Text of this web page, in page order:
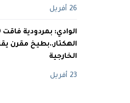
26 أفريل
الهكتار..بطيخ مقرن
الخارجية
23 أفريل